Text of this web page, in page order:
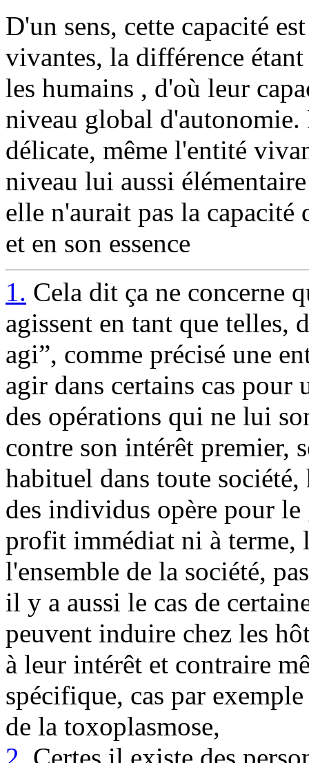
D'un sens, cette capacité
vivantes, la différence
les humains , d'où leur
niveau global d'autonomie.
délicate, même l'entité
niveau lui aussi
elle n'aurait pas la capacité
et en son essence
1. Cela dit ça ne concerne
agissent en tant que telles,
agi”, comme précisé une
agir dans certains cas
des opérations qui ne lui
contre son intérêt premier,
habituel dans toute
des individus opère pour
profit immédiat ni à terme,
l'ensemble de la société,
il y a aussi le cas de
peuvent induire chez les
à leur intérêt et contraire
spécifique, cas par
de la toxoplasmose,